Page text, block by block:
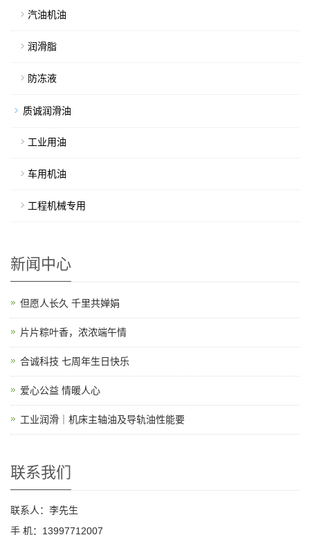
汽油机油
润滑脂
防冻液
质诚润滑油
工业用油
车用机油
工程机械专用
新闻中心
但愿人长久 千里共婵娟
片片粽叶香，浓浓端午情
合诚科技 七周年生日快乐
爱心公益 情暖人心
工业润滑｜机床主轴油及导轨油性能要
联系我们
联系人：李先生
手 机：13997712007